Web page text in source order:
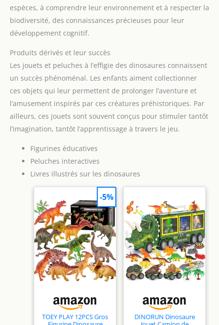
espèces, à comprendre leur environnement et à respecter la
biodiversité, des connaissances précieuses pour leur
développement cognitif.
Produits dérivés et leur succès
Les jouets et peluches à l’effigie des dinosaures connaissent
un succès phénoménal. Les enfants aiment collectionner
ces objets qui leur permettent de prolonger l’aventure et
l’amusement inspirés par ces créatures préhistoriques. Par
ailleurs, ces jouets sont souvent conçus pour stimuler tantôt
l’imagination, tantôt l’apprentissage à travers le jeu.
Figurines éducatives
Peluches interactives
Livres illustrés sur les dinosaures
TOEY PLAY 12PCS Gros
-5%
DINORUN Dinosaure